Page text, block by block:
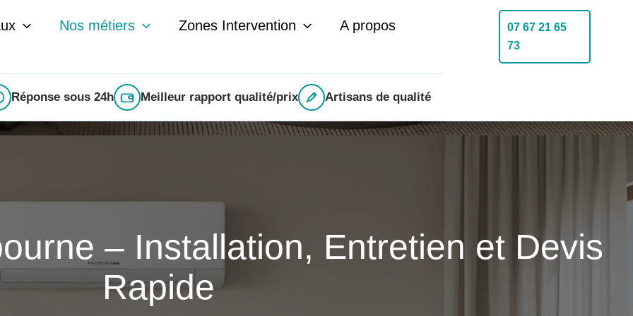
Nos métiers Zones Intervention
A propos
07 67 21 65
73
Réponse sous 24h Meilleur rapport qualité/prix Artisans de qualité
– Installation, Entretien et Devis
Rapide